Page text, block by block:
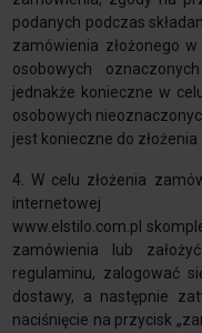
podanych podczas
zamówienia złożonego
osobowych
jednakże konieczne w
osobowych
jest konieczne do
4. W celu złożenia
internetowej
www.elstilo.com.pl
zamówienia lub
regulaminu, zalogować
dostawy, a następnie
naciśnięcie na przycisk